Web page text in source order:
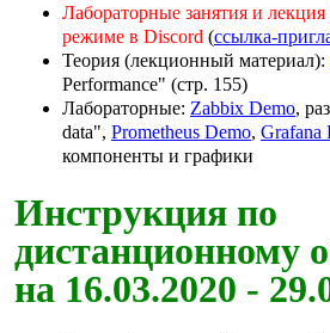
Лабораторные занятия и
режиме в Discord (ссылка-
Теория (лекционный материал):
Performance" (стр. 155)
Лабораторные: Zabbix Demo,
data", Prometheus Demo, Grafana
компоненты и графики
Инструкция по
дистанционному
на 16.03.2020 -